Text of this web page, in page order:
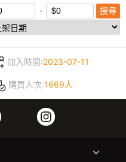
加入時間:2023-07-11
購買人次:1669人